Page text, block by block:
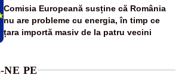
Comisia Europeană susține că România
nu are probleme cu energia, în timp ce
țara importă masiv de la patru vecini
NE PE